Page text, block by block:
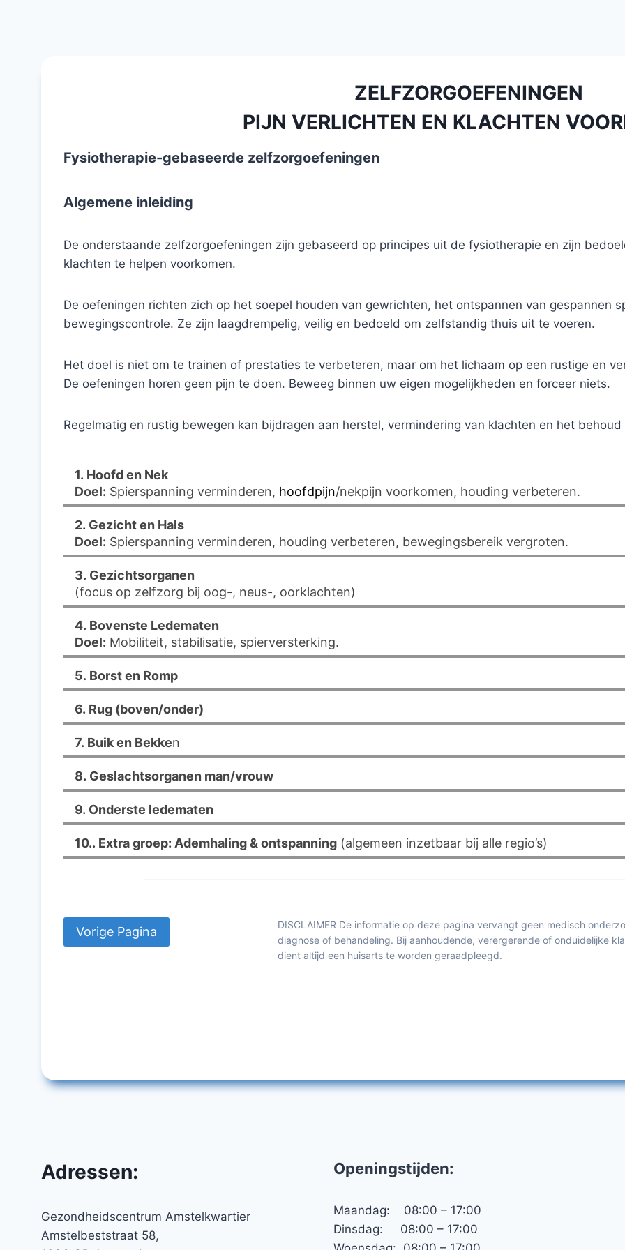
ZELFZORGOEFENINGEN
PIJN VERLICHTEN EN KLACHTEN
Fysiotherapie-gebaseerde zelfzorgoefeningen
Algemene inleiding
De onderstaande zelfzorgoefeningen zijn gebaseerd op principes uit de fysiotherapie en zijn
klachten te helpen voorkomen.
De oefeningen richten zich op het soepel houden van gewrichten, het ontspannen van gespannen
bewegingscontrole. Ze zijn laagdrempelig, veilig en bedoeld om zelfstandig thuis uit te voeren.
Het doel is niet om te trainen of prestaties te verbeteren, maar om het lichaam op een rustige en
De oefeningen horen geen pijn te doen. Beweeg binnen uw eigen mogelijkheden en forceer niets.
Regelmatig en rustig bewegen kan bijdragen aan herstel, vermindering van klachten en het
1. Hoofd en Nek
Doel: Spierspanning verminderen, hoofdpijn/nekpijn voorkomen, houding verbeteren.
2. Gezicht en Hals
Doel: Spierspanning verminderen, houding verbeteren, bewegingsbereik vergroten.
3. Gezichtsorganen
(focus op zelfzorg bij oog-, neus-, oorklachten)
4. Bovenste Ledematen
Doel: Mobiliteit, stabilisatie, spierversterking.
5. Borst en Romp
6. Rug (boven/onder)
7. Buik en Bekken
8. Geslachtsorganen man/vrouw
9. Onderste ledematen
10.. Extra groep: Ademhaling & ontspanning (algemeen inzetbaar bij alle regio’s)
DISCLAIMER De informatie op deze pagina vervangt geen medisch
diagnose of behandeling. Bij aanhoudende, verergerende of onduidelijke
dient altijd een huisarts te worden geraadpleegd.
Adressen:
Gezondheidscentrum Amstelkwartier
Amstelbeststraat 58,
Openingstijden:
Maandag: 08:00 – 17:00
Dinsdag: 08:00 – 17:00